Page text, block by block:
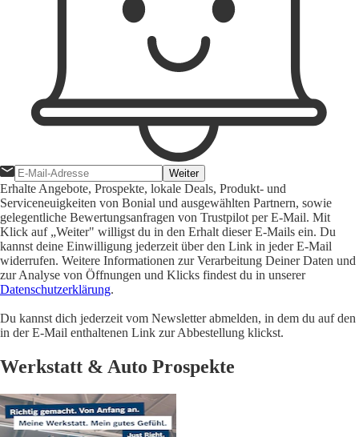
Weiter
Erhalte Angebote, Prospekte, lokale Deals, Produkt- und
Serviceneuigkeiten von Bonial und ausgewählten Partnern, sowie
gelegentliche Bewertungsanfragen von Trustpilot per E-Mail. Mit
Klick auf „Weiter" willigst du in den Erhalt dieser E-Mails ein. Du
kannst deine Einwilligung jederzeit über den Link in jeder E-Mail
widerrufen. Weitere Informationen zur Verarbeitung Deiner Daten und
zur Analyse von Öffnungen und Klicks findest du in unserer
Datenschutzerklärung.
Du kannst dich jederzeit vom Newsletter abmelden, in dem du auf den
in der E-Mail enthaltenen Link zur Abbestellung klickst.
Werkstatt & Auto Prospekte